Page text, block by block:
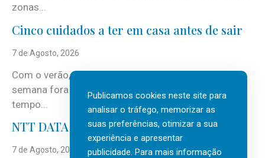
zonas...
Cinco cuidados a ter em casa antes de sair
7 de Agosto, 2026
Com o verão, chegam também as férias, os fins-de-
semana fora e os dias em que a casa fica mais
tempo...
NTT DATA Insurtech Global Outlook 2026
7 de Agosto, 2026
Publicamos cookies neste site para
analisar o tráfego, memorizar as
suas preferências, otimizar a sua
experiência e apresentar
publicidade. Para mais informação